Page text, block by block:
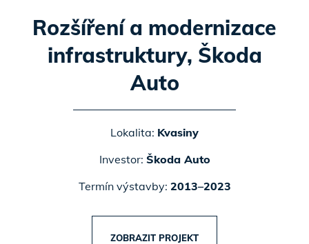
Rozšíření a modernizace
infrastruktury, Škoda
Auto
Lokalita: Kvasiny
Investor: Škoda Auto
Termín výstavby: 2013–2023
ZOBRAZIT PROJEKT